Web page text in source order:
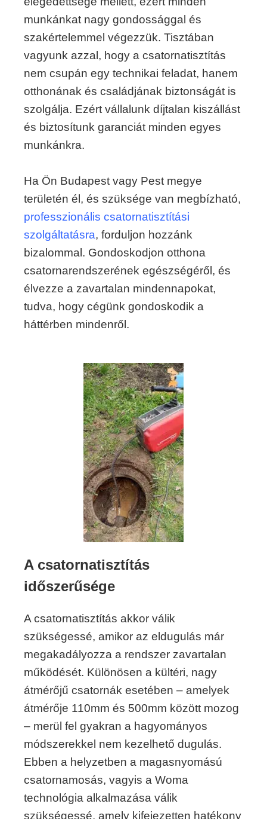
munkánkat nagy gondossággal és
szakértelemmel végezzük. Tisztában
vagyunk azzal, hogy a csatornatisztítás
nem csupán egy technikai feladat, hanem
otthonának és családjának biztonságát is
szolgálja. Ezért vállalunk díjtalan kiszállást
és biztosítunk garanciát minden egyes
munkánkra.
Ha Ön Budapest vagy Pest megye
területén él, és szüksége van megbízható,
professzionális csatornatisztítási
szolgáltatásra, forduljon hozzánk
bizalommal. Gondoskodjon otthona
csatornarendszerének egészségéről, és
élvezze a zavartalan mindennapokat,
tudva, hogy cégünk gondoskodik a
háttérben mindenről.
A csatornatisztítás
időszerűsége
A csatornatisztítás akkor válik
szükségessé, amikor az eldugulás már
megakadályozza a rendszer zavartalan
működését. Különösen a kültéri, nagy
átmérőjű csatornák esetében – amelyek
átmérője 110mm és 500mm között mozog
– merül fel gyakran a hagyományos
módszerekkel nem kezelhető dugulás.
Ebben a helyzetben a magasnyomású
csatornamosás, vagyis a Woma
technológia alkalmazása válik
szükségessé, amely kifejezetten hatékony